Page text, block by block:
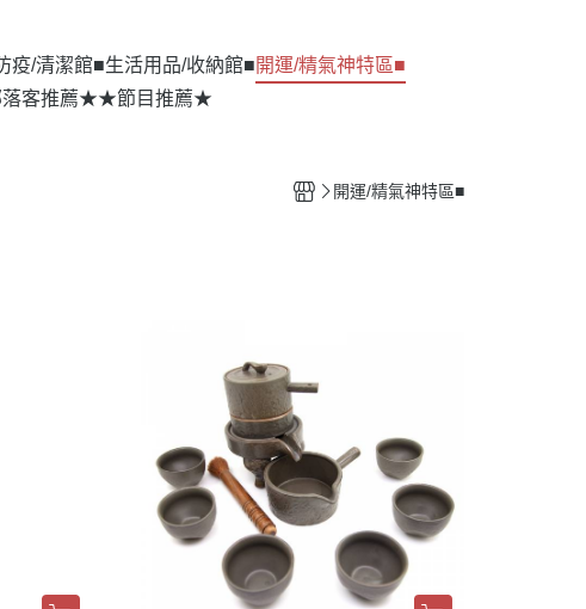
疫/清潔館■生活用品/收納館■開運/精氣神特區■
客推薦★★節目推薦★
開運/精氣神特區■